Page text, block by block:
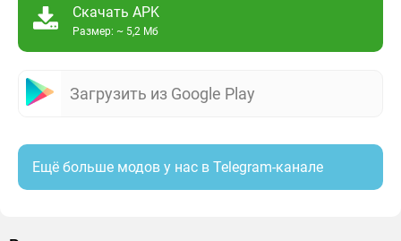
Скачать APK
Размер: ~ 5,2 Мб
Загрузить из Google Play
Ещё больше модов у нас в Telegram-канале